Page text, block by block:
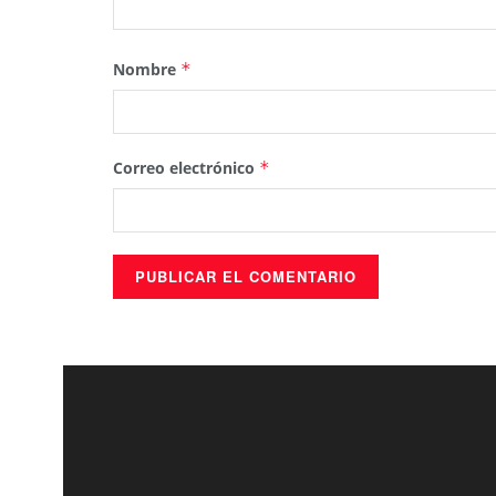
Nombre *
Correo electrónico *